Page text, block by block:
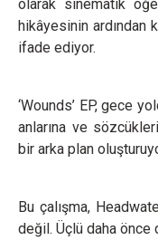
olarak sinematik
hikâyesinin
ifade ediyor.
‘Wounds’ EP, gece
anlarına ve
bir arka plan
Bu çalışma,
değil. Üçlü daha